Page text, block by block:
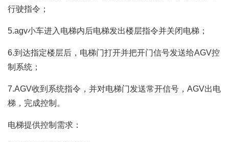
行驶指令；
5.agv小车进入电梯内后电梯发出楼层指令并关闭电梯；
6.到达指定楼层后，电梯门打开并把开门信号发送给AGV控
制系统；
7.AGV收到系统指令，并对电梯门发送常开信号，AGV出电
梯，完成控制。
电梯提供控制需求：